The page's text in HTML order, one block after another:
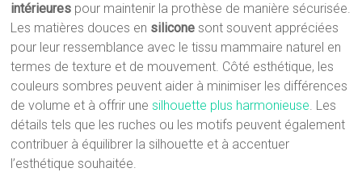
intérieures pour maintenir la prothèse de manière sécurisée.
Les matières douces en silicone sont souvent appréciées
pour leur ressemblance avec le tissu mammaire naturel en
termes de texture et de mouvement. Côté esthétique, les
couleurs sombres peuvent aider à minimiser les différences
de volume et à offrir unesilhouette plus harmonieuse. Les
détails tels que les ruches ou les motifs peuvent également
contribuer à équilibrer la silhouette et à accentuer
l’esthétique souhaitée.